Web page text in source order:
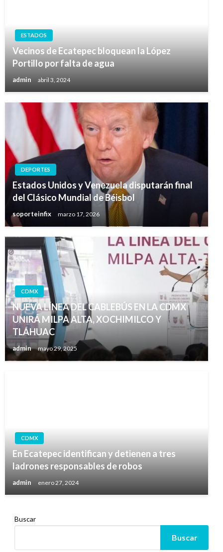
ESTADOS
Vecinos de Ecatepec bloquean la López
Portillo por falta de agua
admin abril 3, 2024
DEPORTES
Estados Unidos y Venezuela disputarán final
del Clásico Mundial de Béisbol
soporteinfix marzo 17, 2026
CDMX
NUEVA LÍNEA DEL CABLEBÚS EN LA CDMX
UNIRÁ MILPA ALTA, XOCHIMILCO Y
TLÁHUAC
admin mayo 29, 2025
CDMX
En Ecatepec identifican y detienen a tres
ladrones responsables de robos
admin enero 27, 2024
Buscar
Buscar